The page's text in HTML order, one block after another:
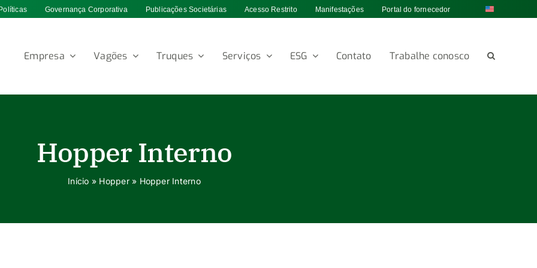
Políticas Governança Corporativa Publicações Societárias Acesso Restrito Manifestações Portal do fornecedor
Empresa Vagões Truques Serviços ESG Contato Trabalhe conosco
Hopper Interno
Início » Hopper» Hopper Interno